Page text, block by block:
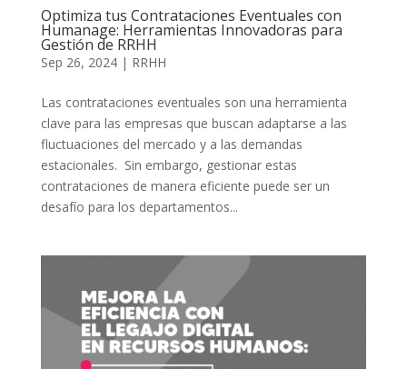
Optimiza tus Contrataciones Eventuales con
Humanage: Herramientas Innovadoras para
Gestión de RRHH
Sep 26, 2024| RRHH
Las contrataciones eventuales son una herramienta
clave para las empresas que buscan adaptarse a las
fluctuaciones del mercado y a las demandas
estacionales. Sin embargo, gestionar estas
contrataciones de manera eficiente puede ser un
desafío para los departamentos...